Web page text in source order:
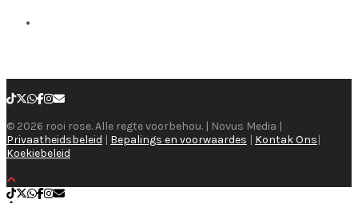
© 2026 rooi rose. Alle regte voorbehou. | Novus Media |
Privaatheidsbeleid | Bepalings en voorwaardes | Kontak Ons|
Koekiebeleid